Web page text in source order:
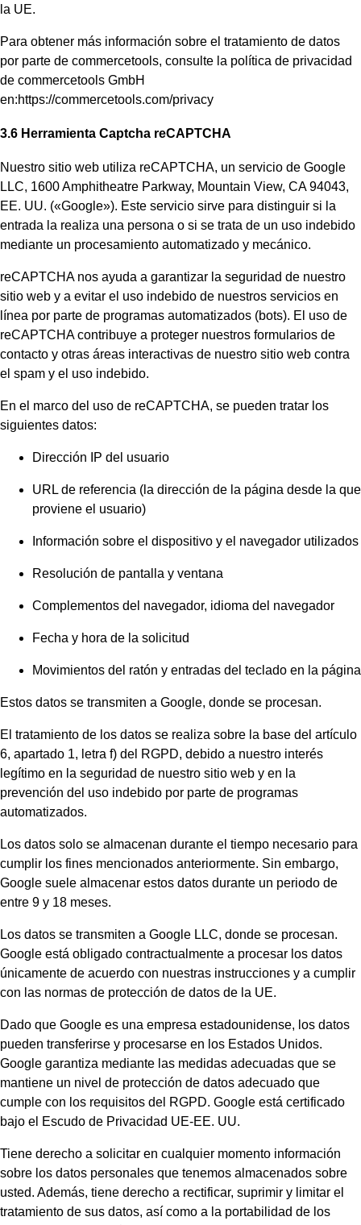
la UE.
Para obtener más información sobre el tratamiento de datos
por parte de commercetools, consulte la política de privacidad
de commercetools GmbH
en:https://commercetools.com/privacy
3.6 Herramienta Captcha reCAPTCHA
Nuestro sitio web utiliza reCAPTCHA, un servicio de Google
LLC, 1600 Amphitheatre Parkway, Mountain View, CA 94043,
EE. UU. («Google»). Este servicio sirve para distinguir si la
entrada la realiza una persona o si se trata de un uso indebido
mediante un procesamiento automatizado y mecánico.
reCAPTCHA nos ayuda a garantizar la seguridad de nuestro
sitio web y a evitar el uso indebido de nuestros servicios en
línea por parte de programas automatizados (bots). El uso de
reCAPTCHA contribuye a proteger nuestros formularios de
contacto y otras áreas interactivas de nuestro sitio web contra
el spam y el uso indebido.
En el marco del uso de reCAPTCHA, se pueden tratar los
siguientes datos:
Dirección IP del usuario
URL de referencia (la dirección de la página desde la que
proviene el usuario)
Información sobre el dispositivo y el navegador utilizados
Resolución de pantalla y ventana
Complementos del navegador, idioma del navegador
Fecha y hora de la solicitud
Movimientos del ratón y entradas del teclado en la página
Estos datos se transmiten a Google, donde se procesan.
El tratamiento de los datos se realiza sobre la base del artículo
6, apartado 1, letra f) del RGPD, debido a nuestro interés
legítimo en la seguridad de nuestro sitio web y en la
prevención del uso indebido por parte de programas
automatizados.
Los datos solo se almacenan durante el tiempo necesario para
cumplir los fines mencionados anteriormente. Sin embargo,
Google suele almacenar estos datos durante un periodo de
entre 9 y 18 meses.
Los datos se transmiten a Google LLC, donde se procesan.
Google está obligado contractualmente a procesar los datos
únicamente de acuerdo con nuestras instrucciones y a cumplir
con las normas de protección de datos de la UE.
Dado que Google es una empresa estadounidense, los datos
pueden transferirse y procesarse en los Estados Unidos.
Google garantiza mediante las medidas adecuadas que se
mantiene un nivel de protección de datos adecuado que
cumple con los requisitos del RGPD. Google está certificado
bajo el Escudo de Privacidad UE-EE. UU.
Tiene derecho a solicitar en cualquier momento información
sobre los datos personales que tenemos almacenados sobre
usted. Además, tiene derecho a rectificar, suprimir y limitar el
tratamiento de sus datos, así como a la portabilidad de los